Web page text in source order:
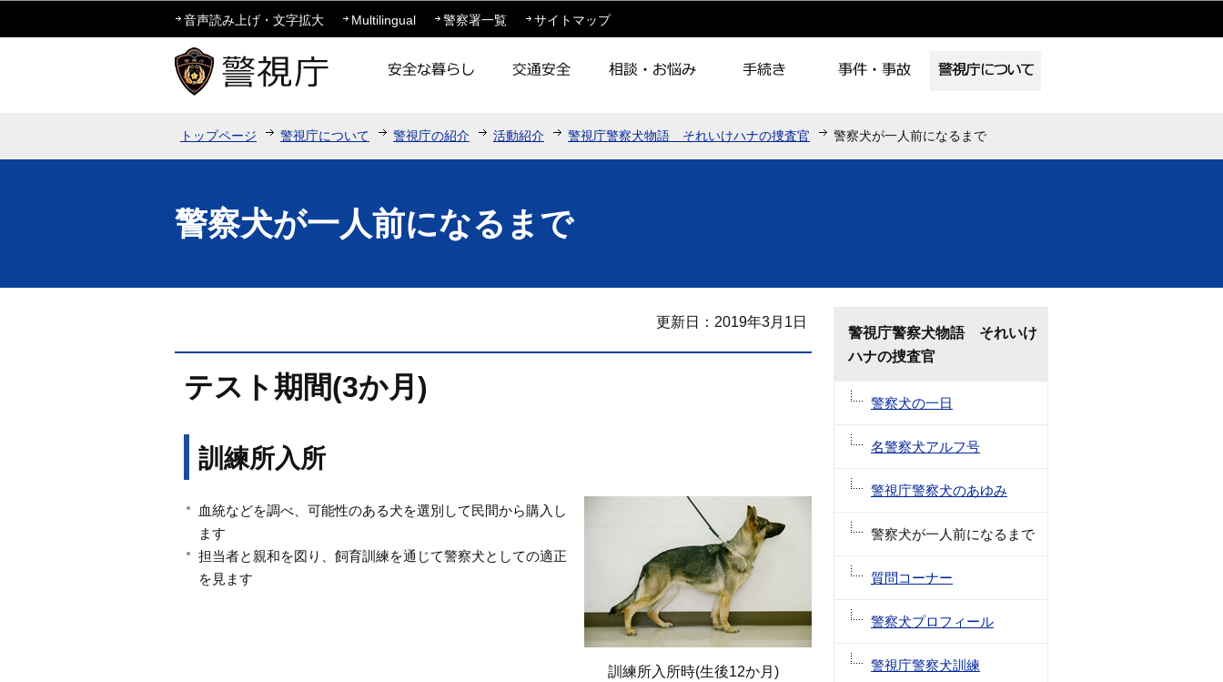
このページの本文へ移動
音声読み上げ・文字拡大 Multilingual 警察署一覧 サイトマップ
トップページ 警視庁について 警視庁の紹介 活動紹介 警視庁警察犬物語 それいけハナの捜査官 警察犬が一人前になるまで
警察犬が一人前になるまで
更新日：2019年3月1日
テスト期間(3か月)
訓練所入所
訓練所入所時(生後12か月)
血統などを調べ、可能性のある犬を選別して民間から購入し
ます
担当者と親和を図り、飼育訓練を通じて警察犬としての適正
を見ます
警視庁警察犬物語 それいけ
ハナの捜査官
警察犬の一日
名警察犬アルフ号
警視庁警察犬のあゆみ
警察犬が一人前になるまで
質問コーナー
警察犬プロフィール
警視庁警察犬訓練